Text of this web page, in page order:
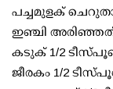
പച്ചമുളക്
ഇഞ്ചി
കടുക് 1/2
ജീരകം 1/2